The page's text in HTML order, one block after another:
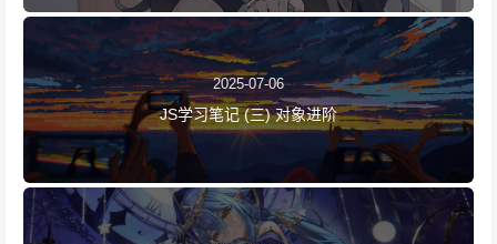
2025-07-06
JS学习笔记 (三) 对象进阶